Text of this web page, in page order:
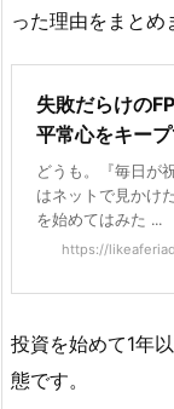
った理由をまとめ
失敗だらけの
平常心をキー
どうも。『毎日が
はネットで見かけ
を始めてはみた ...
https://
投資を始めて1年
態です。